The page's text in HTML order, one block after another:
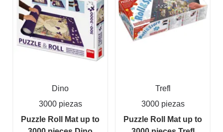
Dino
3000 piezas
Puzzle Roll Mat up to
Trefl
3000 piezas
Puzzle Roll Mat up to